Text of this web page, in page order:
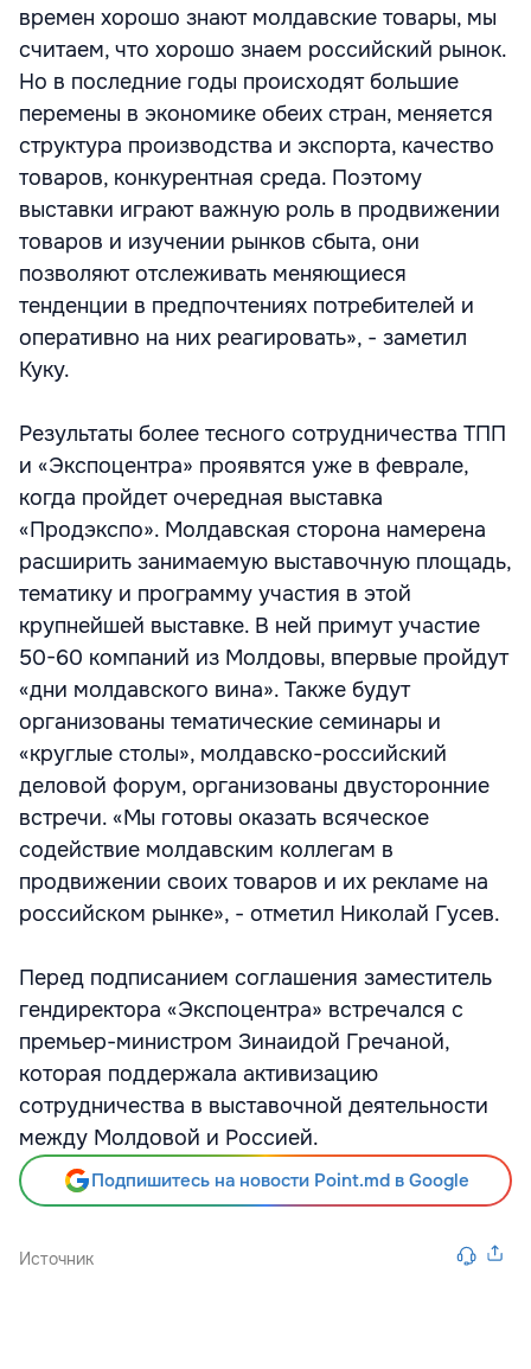
времен хорошо знают молдавские товары, мы
считаем, что хорошо знаем российский рынок.
Но в последние годы происходят большие
перемены в экономике обеих стран, меняется
структура производства и экспорта, качество
товаров, конкурентная среда. Поэтому
выставки играют важную роль в продвижении
товаров и изучении рынков сбыта, они
позволяют отслеживать меняющиеся
тенденции в предпочтениях потребителей и
оперативно на них реагировать», - заметил
Куку.
Результаты более тесного сотрудничества ТПП
и «Экспоцентра» проявятся уже в феврале,
когда пройдет очередная выставка
«Продэкспо». Молдавская сторона намерена
расширить занимаемую выставочную площадь,
тематику и программу участия в этой
крупнейшей выставке. В ней примут участие
50-60 компаний из Молдовы, впервые пройдут
«дни молдавского вина». Также будут
организованы тематические семинары и
«круглые столы», молдавско-российский
деловой форум, организованы двусторонние
встречи. «Мы готовы оказать всяческое
содействие молдавским коллегам в
продвижении своих товаров и их рекламе на
российском рынке», - отметил Николай Гусев.
Перед подписанием соглашения заместитель
гендиректора «Экспоцентра» встречался с
премьер-министром Зинаидой Гречаной,
которая поддержала активизацию
сотрудничества в выставочной деятельности
между Молдовой и Россией.
Подпишитесь на новости Point.md в Google
Источник